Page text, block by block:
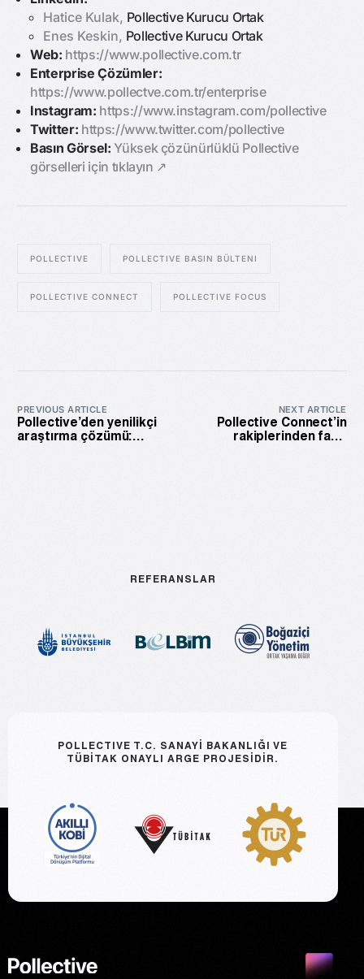
Hatice Kulak, Pollective Kurucu Ortak
Enes Keskin, Pollective Kurucu Ortak
Web: https://www.pollective.com.tr
Enterprise Çözümler:
https://www.pollectve.com.tr/enterprise
Instagram: https://www.instagram.com/pollective
Twitter: https://www.twitter.com/pollective
Basın Görsel: Yüksek çözünürlüklü Pollective
görselleri için tıklayın ↗︎
POLLECTIVE POLLECTIVE BASIN BÜLTENI
POLLECTIVE CONNECT POLLECTIVE FOCUS
PREVIOUS ARTICLE
Pollective’den yenilikçi
araştırma çözümü:
NEXT ARTICLE
Pollective Connect’in
rakiplerinden farkı
REFERANSLAR
POLLECTIVE T.C. SANAYİ BAKANLIĞI VE
TÜBİTAK ONAYLI ARGE PROJESİDİR.